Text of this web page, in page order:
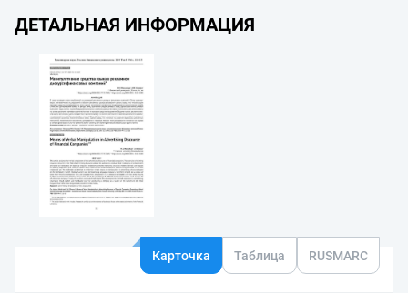
ДЕТАЛЬНАЯ ИНФОРМАЦИЯ
Карточка Таблица RUSMARC